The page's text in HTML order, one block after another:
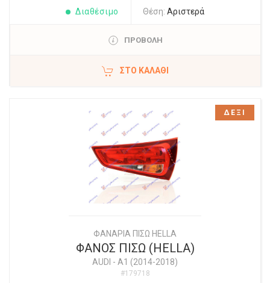
Διαθέσιμο Θέση: Αριστερά
ΠΡΟΒΟΛΗ
ΣΤΟ ΚΑΛΆΘΙ
ΦΑΝΑΡΙΑ ΠΙΣΩ HELLA
ΦΑΝΟΣ ΠΙΣΩ (HELLA)
AUDI - A1 (2014-2018)
#179718
ΔΕΞΙ